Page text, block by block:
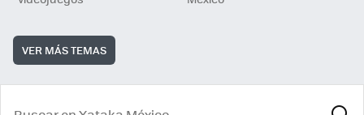
VER MÁS TEMAS